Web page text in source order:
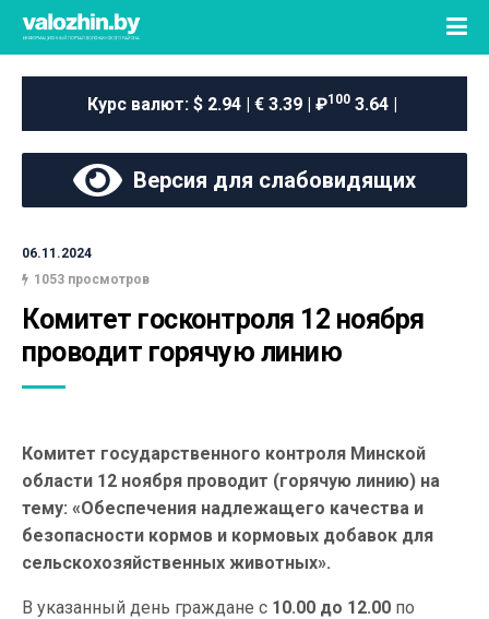
Курс валют: $ 2.94 | € 3.39 | ₽100 3.64 |
Версия для слабовидящих
06.11.2024
1053 просмотров
Комитет госконтроля 12 ноября
проводит горячую линию
Комитет государственного контроля Минской
области 12 ноября проводит (горячую линию) на
тему: «Обеспечения надлежащего качества и
безопасности кормов и кормовых добавок для
сельскохозяйственных животных».
В указанный день граждане с 10.00 до 12.00 по